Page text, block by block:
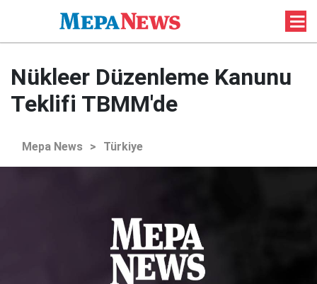
Nükleer Düzenleme Kanunu
Teklifi TBMM'de
Mepa News > Türkiye